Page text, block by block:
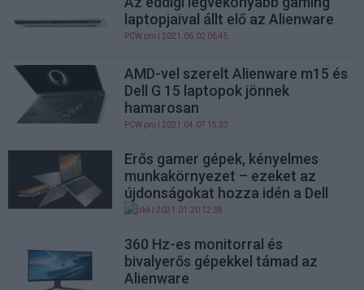
laptopjaival állt elő az Alienware
PCW.pro | 2021.06.02 06:45
AMD-vel szerelt Alienware m15 és
Dell G 15 laptopok jönnek
hamarosan
PCW.pro | 2021.04.07 15:33
Erős gamer gépek, kényelmes
munkakörnyezet – ezeket az
újdonságokat hozza idén a Dell
PR cikk | 2021.01.20 12:38
360 Hz-es monitorral és
bivalyerős gépekkel támad az
Alienware